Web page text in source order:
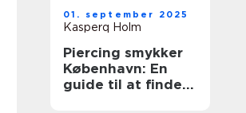
01. september 2025
Kasperq Holm
Piercing smykker
København: En
guide til at finde